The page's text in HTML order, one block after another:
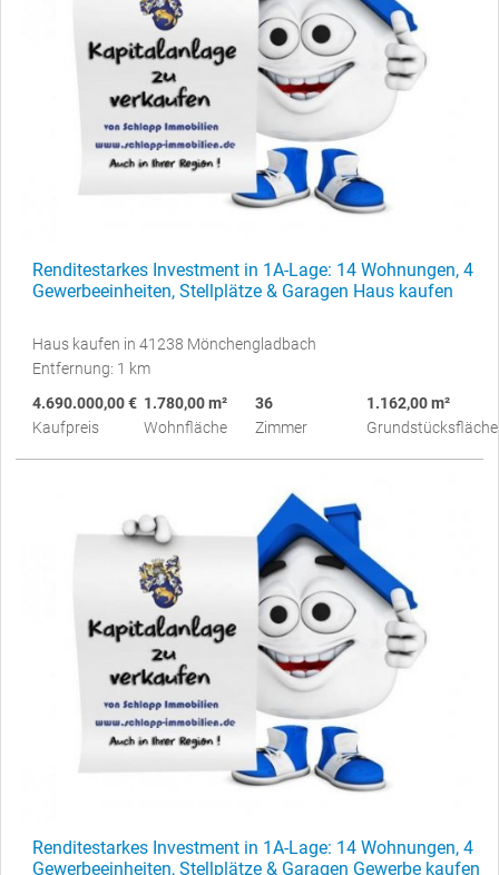
Renditestarkes Investment in 1A-Lage: 14 Wohnungen, 4
Gewerbeeinheiten, Stellplätze & Garagen Haus kaufen
Haus kaufen in 41238 Mönchengladbach
Entfernung: 1 km
4.690.000,00 €
Kaufpreis
1.780,00 m²
Wohnfläche
36
Zimmer
1.162,00 m²
Grundstücksfläche
Renditestarkes Investment in 1A-Lage: 14 Wohnungen, 4
Gewerbeeinheiten, Stellplätze & Garagen Gewerbe kaufen